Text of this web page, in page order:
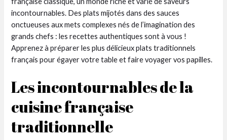
incontournables. Des plats mijotés dans des sauces
onctueuses aux mets complexes nés de l’imagination des
grands chefs : les recettes authentiques sont à vous !
Apprenez à préparer les plus délicieux plats traditionnels
français pour égayer votre table et faire voyager vos papilles.
Les incontournables de la
cuisine française
traditionnelle